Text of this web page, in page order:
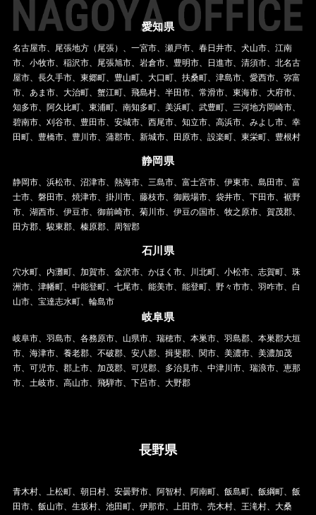
愛知県
名古屋市、尾張地方（尾張）、一宮市、瀬戸市、春日井市、犬山市、江南
市、小牧市、稲沢市、尾張旭市、岩倉市、豊明市、日進市、清須市、北名古
屋市、長久手市、東郷町、豊山町、大口町、扶桑町、津島市、愛西市、弥富
市、あま市、大治町、蟹江町、飛島村、半田市、常滑市、東海市、大府市、
知多市、阿久比町、東浦町、南知多町、美浜町、武豊町、三河地方岡崎市、
碧南市、刈谷市、豊田市、安城市、西尾市、知立市、高浜市、みよし市、幸
田町、豊橋市、豊川市、蒲郡市、新城市、田原市、設楽町、東栄町、豊根村
静岡県
静岡市、浜松市、沼津市、熱海市、三島市、富士宮市、伊東市、島田市、富
士市、磐田市、焼津市、掛川市、藤枝市、御殿場市、袋井市、下田市、裾野
市、湖西市、伊豆市、御前崎市、菊川市、伊豆の国市、牧之原市、賀茂郡、
田方郡、駿東郡、榛原郡、周智郡
石川県
穴水町、内灘町、加賀市、金沢市、かほく市、川北町、小松市、志賀町、珠
洲市、津幡町、中能登町、七尾市、能美市、能登町、野々市市、羽咋市、白
山市、宝達志水町、輪島市
岐阜県
岐阜市、羽島市、各務原市、山県市、瑞穂市、本巣市、羽島郡、本巣郡大垣
市、海津市、養老郡、不破郡、安八郡、揖斐郡、関市、美濃市、美濃加茂
市、可児市、郡上市、加茂郡、可児郡、多治見市、中津川市、瑞浪市、恵那
市、土岐市、高山市、飛騨市、下呂市、大野郡
長野県
青木村、上松町、朝日村、安曇野市、阿智村、阿南町、飯島町、飯綱町、飯
田市、飯山市、生坂村、池田町、伊那市、上田市、売木村、王滝村、大桑